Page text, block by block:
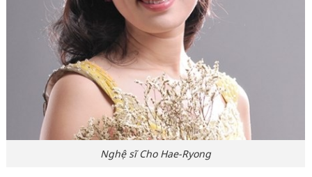
Nghệ sĩ Cho Hae-Ryong